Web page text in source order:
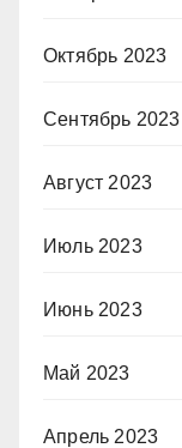
Октябрь 2023
Сентябрь 2023
Август 2023
Июль 2023
Июнь 2023
Май 2023
Апрель 2023